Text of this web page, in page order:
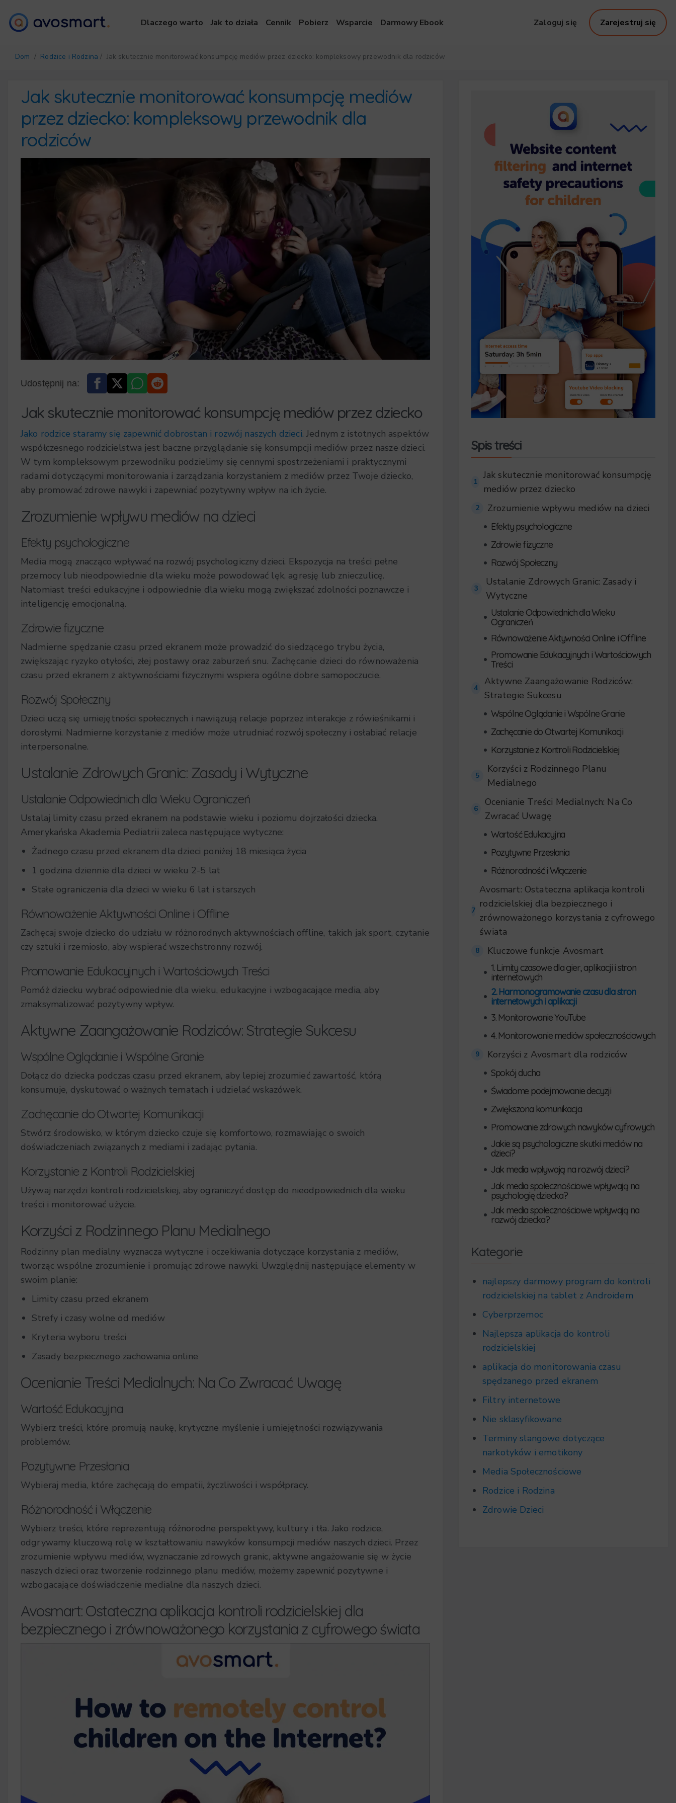
Dlaczego warto Jak to działa Cennik Pobierz Wsparcie Darmowy Ebook Zaloguj się Zarejestruj się
Dom / Rodzice i Rodzina / Jak skutecznie monitorować konsumpcję mediów przez dziecko: kompleksowy przewodnik dla rodziców
Jak skutecznie monitorować konsumpcję mediów
przez dziecko: kompleksowy przewodnik dla
rodziców
Udostępnij na:
Jak skutecznie monitorować konsumpcję mediów przez dziecko
Jako rodzice staramy się zapewnić dobrostan i rozwój naszych dzieci.Jednym z istotnych aspektów
współczesnego rodzicielstwa jest baczne przyglądanie się konsumpcji mediów przez nasze dzieci.
W tym kompleksowym przewodniku podzielimy się cennymi spostrzeżeniami i praktycznymi
radami dotyczącymi monitorowania i zarządzania korzystaniem z mediów przez Twoje dziecko,
aby promować zdrowe nawyki i zapewniać pozytywny wpływ na ich życie.
Zrozumienie wpływu mediów na dzieci
Efekty psychologiczne
Media mogą znacząco wpływać na rozwój psychologiczny dzieci. Ekspozycja na treści pełne
przemocy lub nieodpowiednie dla wieku może powodować lęk, agresję lub znieczulicę.
Natomiast treści edukacyjne i odpowiednie dla wieku mogą zwiększać zdolności poznawcze i
inteligencję emocjonalną.
Zdrowie fizyczne
Nadmierne spędzanie czasu przed ekranem może prowadzić do siedzącego trybu życia,
zwiększając ryzyko otyłości, złej postawy oraz zaburzeń snu. Zachęcanie dzieci do równoważenia
czasu przed ekranem z aktywnościami fizycznymi wspiera ogólne dobre samopoczucie.
Rozwój Społeczny
Dzieci uczą się umiejętności społecznych i nawiązują relacje poprzez interakcje z rówieśnikami i
dorosłymi. Nadmierne korzystanie z mediów może utrudniać rozwój społeczny i osłabiać relacje
interpersonalne.
Ustalanie Zdrowych Granic: Zasady i Wytyczne
Ustalanie Odpowiednich dla Wieku Ograniczeń
Ustalaj limity czasu przed ekranem na podstawie wieku i poziomu dojrzałości dziecka.
Amerykańska Akademia Pediatrii zaleca następujące wytyczne:
Żadnego czasu przed ekranem dla dzieci poniżej 18 miesiąca życia
1 godzina dziennie dla dzieci w wieku 2-5 lat
Stałe ograniczenia dla dzieci w wieku 6 lat i starszych
Równoważenie Aktywności Online i Offline
Zachęcaj swoje dziecko do udziału w różnorodnych aktywnościach offline, takich jak sport, czytanie
czy sztuki i rzemiosło, aby wspierać wszechstronny rozwój.
Promowanie Edukacyjnych i Wartościowych Treści
Pomóż dziecku wybrać odpowiednie dla wieku, edukacyjne i wzbogacające media, aby
zmaksymalizować pozytywny wpływ.
Aktywne Zaangażowanie Rodziców: Strategie Sukcesu
Wspólne Oglądanie i Wspólne Granie
Dołącz do dziecka podczas czasu przed ekranem, aby lepiej zrozumieć zawartość, którą
konsumuje, dyskutować o ważnych tematach i udzielać wskazówek.
Zachęcanie do Otwartej Komunikacji
Stwórz środowisko, w którym dziecko czuje się komfortowo, rozmawiając o swoich
doświadczeniach związanych z mediami i zadając pytania.
Korzystanie z Kontroli Rodzicielskiej
Używaj narzędzi kontroli rodzicielskiej, aby ograniczyć dostęp do nieodpowiednich dla wieku
treści i monitorować użycie.
Korzyści z Rodzinnego Planu Medialnego
Rodzinny plan medialny wyznacza wytyczne i oczekiwania dotyczące korzystania z mediów,
tworząc wspólne zrozumienie i promując zdrowe nawyki. Uwzględnij następujące elementy w
swoim planie:
Limity czasu przed ekranem
Strefy i czasy wolne od mediów
Kryteria wyboru treści
Zasady bezpiecznego zachowania online
Ocenianie Treści Medialnych: Na Co Zwracać Uwagę
Wartość Edukacyjna
Wybierz treści, które promują naukę, krytyczne myślenie i umiejętności rozwiązywania
problemów.
Pozytywne Przesłania
Wybieraj media, które zachęcają do empatii, życzliwości i współpracy.
Różnorodność i Włączenie
Wybierz treści, które reprezentują różnorodne perspektywy, kultury i tła. Jako rodzice,
odgrywamy kluczową rolę w kształtowaniu nawyków konsumpcji mediów naszych dzieci. Przez
zrozumienie wpływu mediów, wyznaczanie zdrowych granic, aktywne angażowanie się w życie
naszych dzieci oraz tworzenie rodzinnego planu mediów, możemy zapewnić pozytywne i
wzbogacające doświadczenie medialne dla naszych dzieci.
Avosmart: Ostateczna aplikacja kontroli rodzicielskiej dla
bezpiecznego i zrównoważonego korzystania z cyfrowego świata
Spis treści
1
Jak skutecznie monitorować konsumpcję
mediów przez dziecko
2 Zrozumienie wpływu mediów na dzieci
• Efekty psychologiczne
• Zdrowie fizyczne
• Rozwój Społeczny
3
Ustalanie Zdrowych Granic: Zasady i
Wytyczne
• Ustalanie Odpowiednich dla Wieku
Ograniczeń
• Równoważenie Aktywności Online i Offline
• Promowanie Edukacyjnych i Wartościowych
Treści
4
Aktywne Zaangażowanie Rodziców:
Strategie Sukcesu
• Wspólne Oglądanie i Wspólne Granie
• Zachęcanie do Otwartej Komunikacji
• Korzystanie z Kontroli Rodzicielskiej
5
Korzyści z Rodzinnego Planu
Medialnego
6
Ocenianie Treści Medialnych: Na Co
Zwracać Uwagę
• Wartość Edukacyjna
• Pozytywne Przesłania
• Różnorodność i Włączenie
7
Avosmart: Ostateczna aplikacja kontroli
rodzicielskiej dla bezpiecznego i
zrównoważonego korzystania z cyfrowego
świata
8 Kluczowe funkcje Avosmart
• 1. Limity czasowe dla gier, aplikacji i stron
internetowych
• 2. Harmonogramowanie czasu dla stron
internetowych i aplikacji
• 3. Monitorowanie YouTube
• 4. Monitorowanie mediów społecznościowych
9 Korzyści z Avosmart dla rodziców
• Spokój ducha
• Świadome podejmowanie decyzji
• Zwiększona komunikacja
• Promowanie zdrowych nawyków cyfrowych
• Jakie są psychologiczne skutki mediów na
dzieci?
• Jak media wpływają na rozwój dzieci?
• Jak media społecznościowe wpływają na
psychologię dziecka?
• Jak media społecznościowe wpływają na
rozwój dziecka?
Kategorie
najlepszy darmowy program do kontroli
rodzicielskiej na tablet z Androidem
Cyberprzemoc
Najlepsza aplikacja do kontroli
rodzicielskiej
aplikacja do monitorowania czasu
spędzanego przed ekranem
Filtry internetowe
Nie sklasyfikowane
Terminy slangowe dotyczące
narkotyków i emotikony
Media Społecznościowe
Rodzice i Rodzina
Zdrowie Dzieci